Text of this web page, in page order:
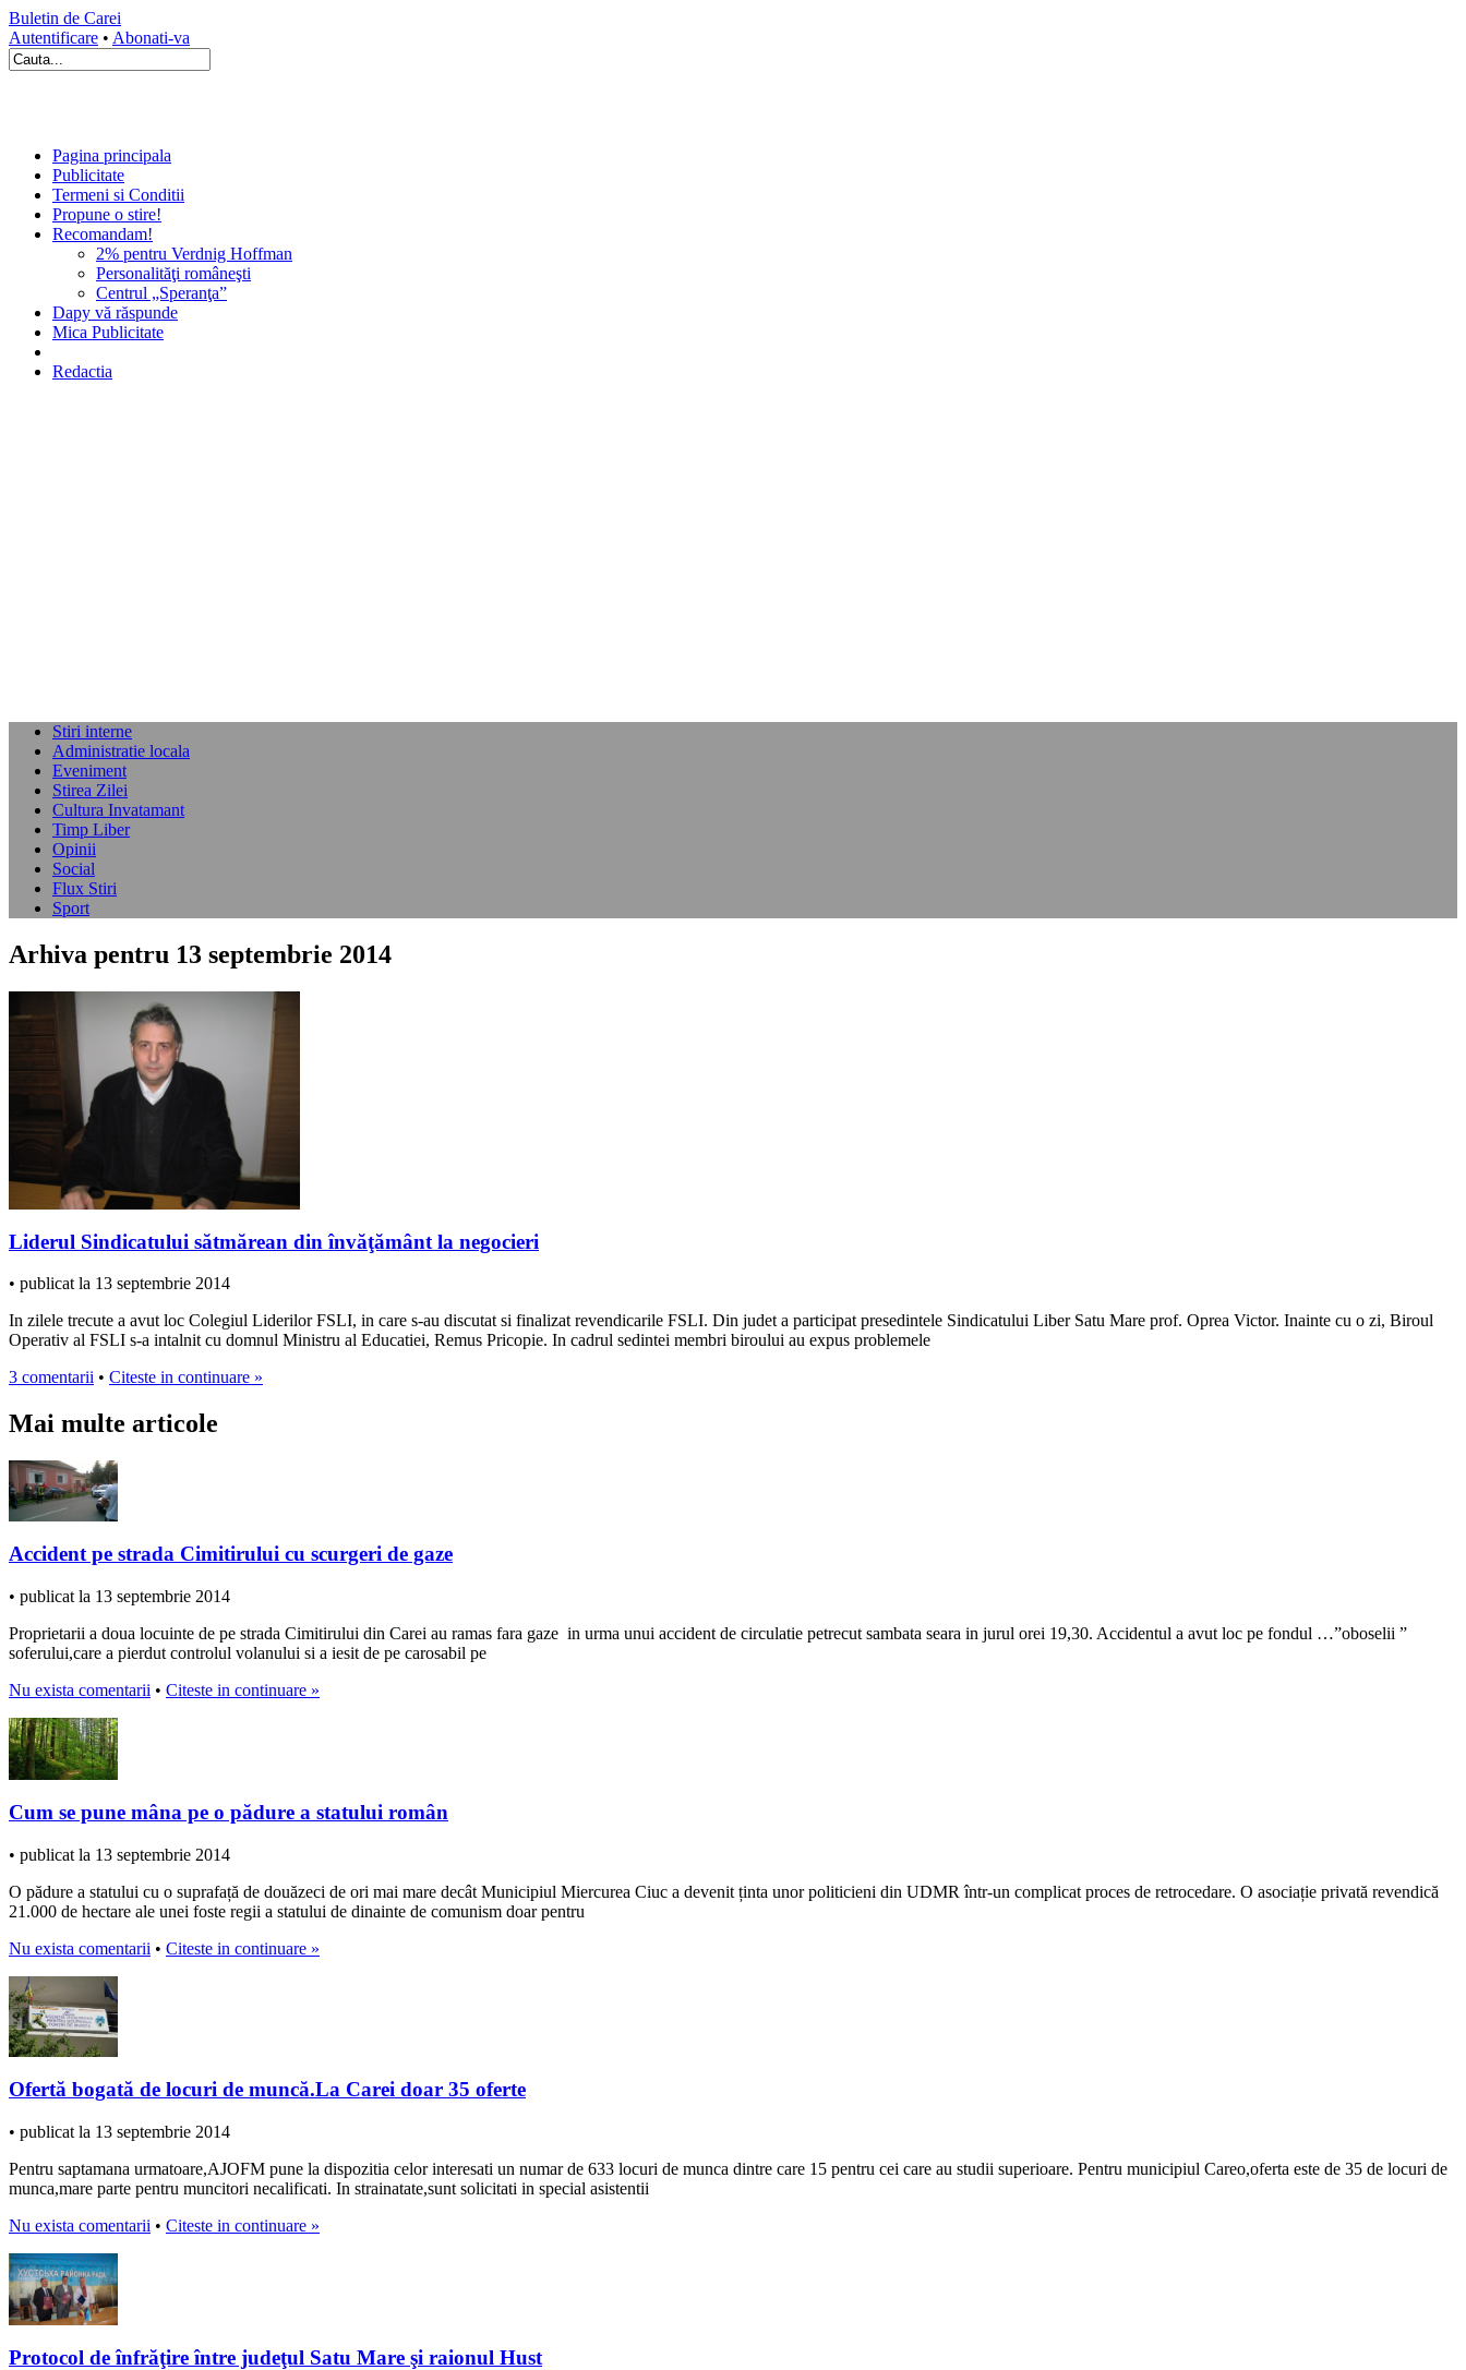
Buletin de Carei
Autentificare • Abonati-va
Pagina principala
Publicitate
Termeni si Conditii
Propune o stire!
Recomandam!
2% pentru Verdnig Hoffman
Personalităţi româneşti
Centrul „Speranţa”
Dapy vă răspunde
Mica Publicitate
Redactia
Stiri interne
Administratie locala
Eveniment
Stirea Zilei
Cultura Invatamant
Timp Liber
Opinii
Social
Flux Stiri
Sport
Arhiva pentru 13 septembrie 2014
Liderul Sindicatului sătmărean din învăţământ la negocieri
• publicat la 13 septembrie 2014
In zilele trecute a avut loc Colegiul Liderilor FSLI, in care s-au discutat si finalizat revendicarile FSLI. Din judet a participat presedintele Sindicatului Liber Satu Mare prof. Oprea Victor. Inainte cu o zi, Biroul
Operativ al FSLI s-a intalnit cu domnul Ministru al Educatiei, Remus Pricopie. In cadrul sedintei membri biroului au expus problemele
3 comentarii • Citeste in continuare »
Mai multe articole
Accident pe strada Cimitirului cu scurgeri de gaze
• publicat la 13 septembrie 2014
Proprietarii a doua locuinte de pe strada Cimitirului din Carei au ramas fara gaze in urma unui accident de circulatie petrecut sambata seara in jurul orei 19,30. Accidentul a avut loc pe fondul …”oboselii ”
soferului,care a pierdut controlul volanului si a iesit de pe carosabil pe
Nu exista comentarii • Citeste in continuare »
Cum se pune mâna pe o pădure a statului român
• publicat la 13 septembrie 2014
O pădure a statului cu o suprafață de douăzeci de ori mai mare decât Municipiul Miercurea Ciuc a devenit ținta unor politicieni din UDMR într-un complicat proces de retrocedare. O asociație privată revendică
21.000 de hectare ale unei foste regii a statului de dinainte de comunism doar pentru
Nu exista comentarii • Citeste in continuare »
Ofertă bogată de locuri de muncă.La Carei doar 35 oferte
• publicat la 13 septembrie 2014
Pentru saptamana urmatoare,AJOFM pune la dispozitia celor interesati un numar de 633 locuri de munca dintre care 15 pentru cei care au studii superioare. Pentru municipiul Careo,oferta este de 35 de locuri de
munca,mare parte pentru muncitori necalificati. In strainatate,sunt solicitati in special asistentii
Nu exista comentarii • Citeste in continuare »
Protocol de înfrăţire între judeţul Satu Mare şi raionul Hust